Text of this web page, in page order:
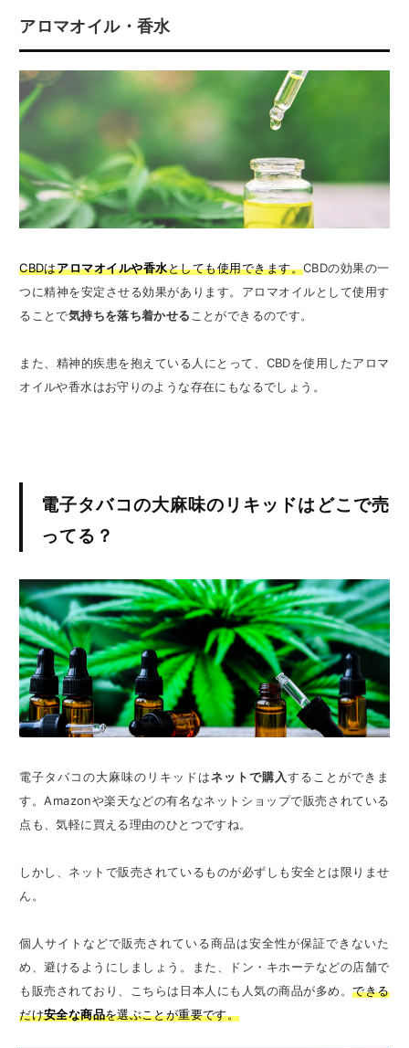
アロマオイル・香水
CBDはアロマオイルや香水としても使用できます。CBDの効果の一
つに精神を安定させる効果があります。アロマオイルとして使用す
ることで気持ちを落ち着かせる ことができるのです。
また、精神的疾患を抱えている人にとって、CBDを使用したアロマ
オイルや香水はお守りのような存在にもなるでしょう。
電子タバコの大麻味のリキッドはどこで売
ってる？
電子タバコの大麻味のリキッドはネットで購入することができま
す。Amazonや楽天などの有名なネットショップで販売されている
点も、気軽に買える理由のひとつですね。
しかし、ネットで販売されているものが必ずしも安全とは限りませ
ん。
個人サイトなどで販売されている商品は安全性が保証できないた
め、避けるようにしましょう。また、ドン・キホーテなどの店舗で
も販売されており、こちらは日本人にも人気の商品が多め。できる
だけ安全な商品を選ぶことが重要です。